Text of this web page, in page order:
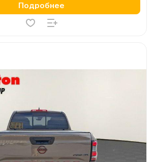
Подробнее